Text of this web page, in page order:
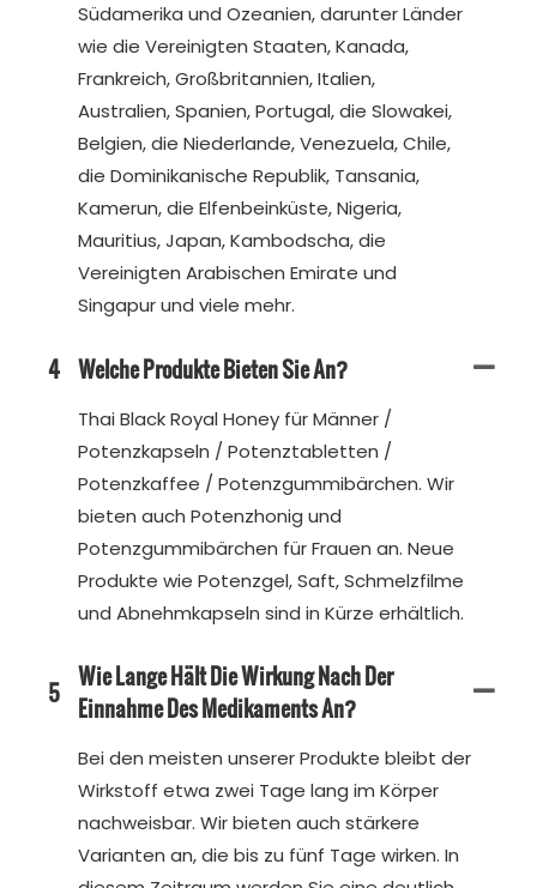
Südamerika und Ozeanien, darunter Länder
wie die Vereinigten Staaten, Kanada,
Frankreich, Großbritannien, Italien,
Australien, Spanien, Portugal, die Slowakei,
Belgien, die Niederlande, Venezuela, Chile,
die Dominikanische Republik, Tansania,
Kamerun, die Elfenbeinküste, Nigeria,
Mauritius, Japan, Kambodscha, die
Vereinigten Arabischen Emirate und
Singapur und viele mehr.
4 Welche Produkte Bieten Sie An?
Thai Black Royal Honey für Männer /
Potenzkapseln / Potenztabletten /
Potenzkaffee / Potenzgummibärchen. Wir
bieten auch Potenzhonig und
Potenzgummibärchen für Frauen an. Neue
Produkte wie Potenzgel, Saft, Schmelzfilme
und Abnehmkapseln sind in Kürze erhältlich.
5 Wie Lange Hält Die Wirkung Nach Der
Einnahme Des Medikaments An?
Bei den meisten unserer Produkte bleibt der
Wirkstoff etwa zwei Tage lang im Körper
nachweisbar. Wir bieten auch stärkere
Varianten an, die bis zu fünf Tage wirken. In